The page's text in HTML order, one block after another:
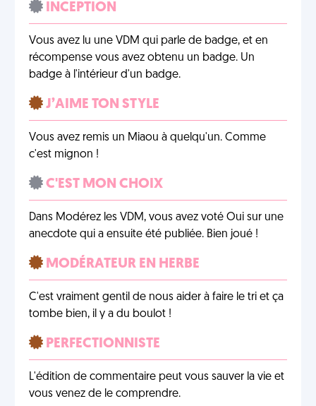
INCEPTION
Vous avez lu une VDM qui parle de badge, et en
récompense vous avez obtenu un badge. Un
badge à l'intérieur d'un badge.
J’AIME TON STYLE
Vous avez remis un Miaou à quelqu'un. Comme
c'est mignon !
C'EST MON CHOIX
Dans Modérez les VDM, vous avez voté Oui sur une
anecdote qui a ensuite été publiée. Bien joué !
MODÉRATEUR EN HERBE
C'est vraiment gentil de nous aider à faire le tri et ça
tombe bien, il y a du boulot !
PERFECTIONNISTE
L'édition de commentaire peut vous sauver la vie et
vous venez de le comprendre.